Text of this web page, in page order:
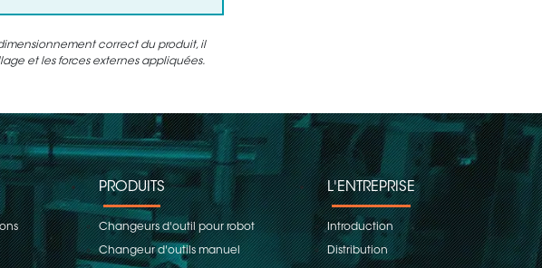
correct du produit, il
et les forces externes appliquées.
PRODUITS
Changeurs d'outil pour robot
Changeur d'outils manuel
L'ENTREPRISE
Introduction
Distribution